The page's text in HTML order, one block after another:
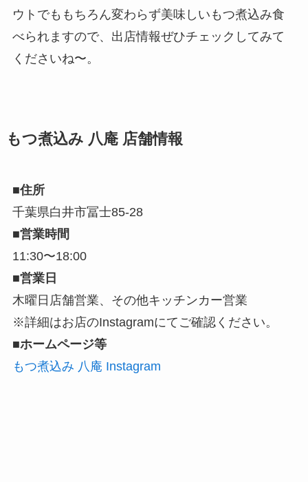
ウトでももちろん変わらず美味しいもつ煮込み食
べられますので、出店情報ぜひチェックしてみて
くださいね〜。
もつ煮込み 八庵 店舗情報
■住所
千葉県白井市冨士85-28
■営業時間
11:30〜18:00
■営業日
木曜日店舗営業、その他キッチンカー営業
※詳細はお店のInstagramにてご確認ください。
■ホームページ等
もつ煮込み 八庵 Instagram